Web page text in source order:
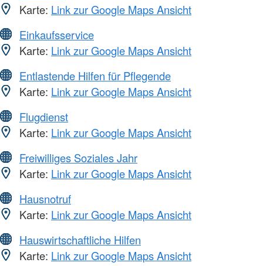
Karte: Link zur Google Maps Ansicht
Einkaufsservice
Karte: Link zur Google Maps Ansicht
Entlastende Hilfen für Pflegende
Karte: Link zur Google Maps Ansicht
Flugdienst
Karte: Link zur Google Maps Ansicht
Freiwilliges Soziales Jahr
Karte: Link zur Google Maps Ansicht
Hausnotruf
Karte: Link zur Google Maps Ansicht
Hauswirtschaftliche Hilfen
Karte: Link zur Google Maps Ansicht